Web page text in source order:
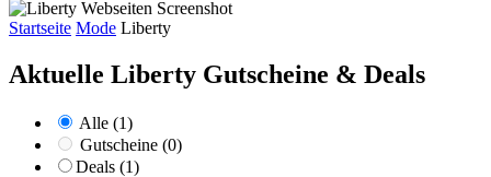
Startseite Mode Liberty
Aktuelle Liberty Gutscheine & Deals
Alle (1)
Gutscheine (0)
Deals (1)